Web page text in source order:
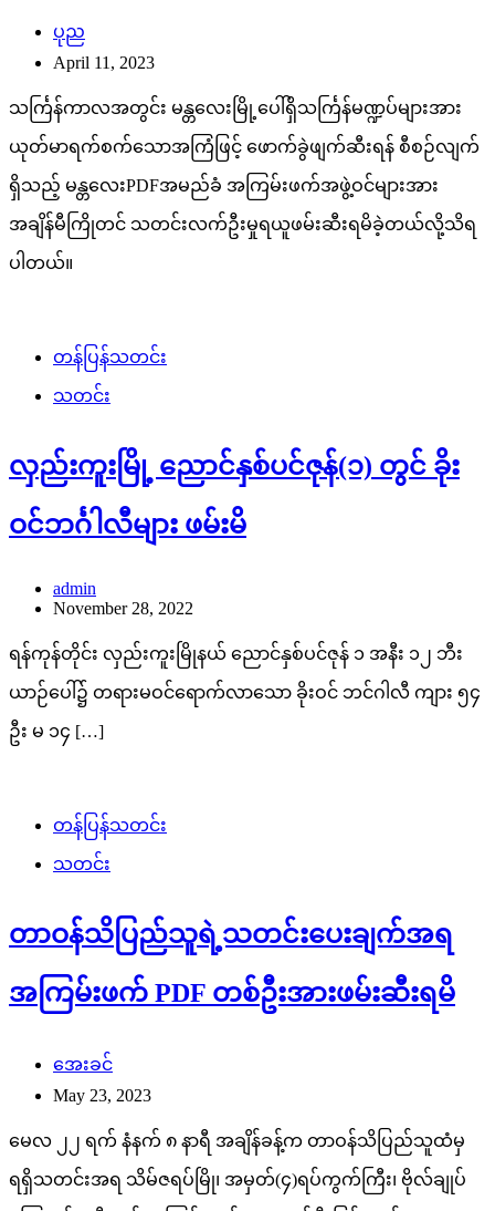
ပုည
April 11, 2023
သင်္ကြန်ကာလအတွင်း မန္တလေးမြို့ပေါ်ရှိသင်္ကြန်မဏ္ဍပ်များအား
ယုတ်မာရက်စက်သောအကြံဖြင့် ဖောက်ခွဲဖျက်ဆီးရန် စီစဉ်လျက်
ရှိသည့် မန္တလေးPDFအမည်ခံ အကြမ်းဖက်အဖွဲ့ဝင်များအား
အချိန်မီကြိုတင် သတင်းလက်ဦးမှုရယူဖမ်းဆီးရမိခဲ့တယ်လို့သိရ
ပါတယ်။
တန်ပြန်သတင်း
သတင်း
လှည်းကူးမြို့ ညောင်နှစ်ပင်ဇုန်(၁) တွင် ခိုး
ဝင်ဘင်္ဂါလီများ ဖမ်းမိ
admin
November 28, 2022
ရန်ကုန်တိုင်း လှည်းကူးမြိုနယ် ‌‌ညောင်နှစ်ပင်ဇုန် ၁ အနီး ၁၂ ဘီး
ယာဉ်ပေါ်၌ တရားမဝင်ရောက်လာသော ခိုးဝင် ဘင်ဂါလီ ကျား ၅၄
ဦး မ ၁၄ […]
တန်ပြန်သတင်း
သတင်း
တာဝန်သိပြည်သူရဲ့သတင်းပေးချက်အရ
အကြမ်းဖက် PDF တစ်ဦးအားဖမ်းဆီးရမိ
အေးခင်
May 23, 2023
မေလ ၂၂ ရက် နံနက် ၈ နာရီ အချိန်ခန့်က တာဝန်သိပြည်သူထံမှ
ရရှိသတင်းအရ သိမ်ဇရပ်မြို၊ အမှတ်(၄)ရပ်ကွက်ကြီး၊ ဗိုလ်ချုပ်